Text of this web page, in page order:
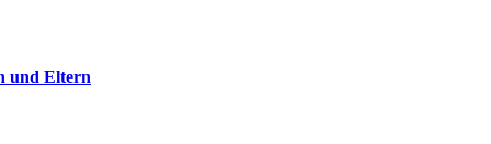
und Eltern